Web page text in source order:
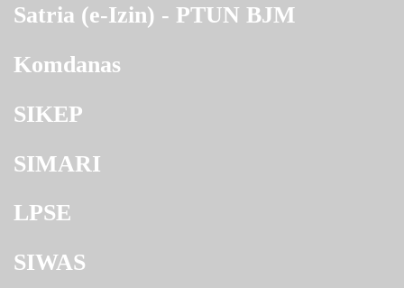
Satria (e-Izin) - PTUN BJM
Komdanas
SIKEP
SIMARI
LPSE
SIWAS